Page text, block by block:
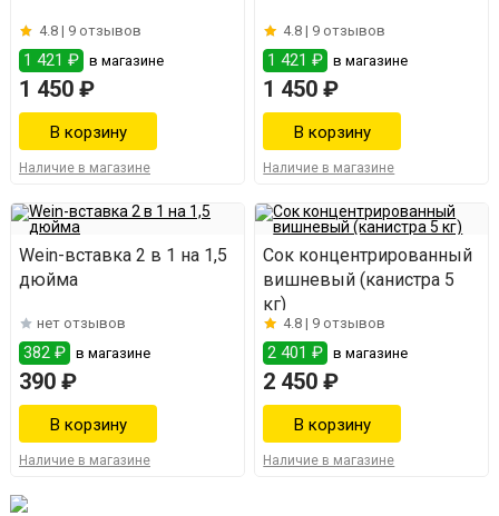
4.8 | 9 отзывов
1 421 ₽ в магазине
1 450 ₽
Наличие в магазине
4.8 | 9 отзывов
1 421 ₽ в магазине
1 450 ₽
Наличие в магазине
Wein-вставка 2 в 1 на 1,5
дюйма
нет отзывов
382 ₽ в магазине
390 ₽
Наличие в магазине
Сок концентрированный
вишневый (канистра 5
кг)
4.8 | 9 отзывов
2 401 ₽ в магазине
2 450 ₽
Наличие в магазине